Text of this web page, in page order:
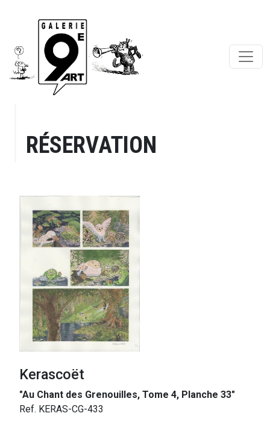
RÉSERVATION
Kerascoët
"Au Chant des Grenouilles, Tome 4, Planche 33"
Ref. KERAS-CG-433